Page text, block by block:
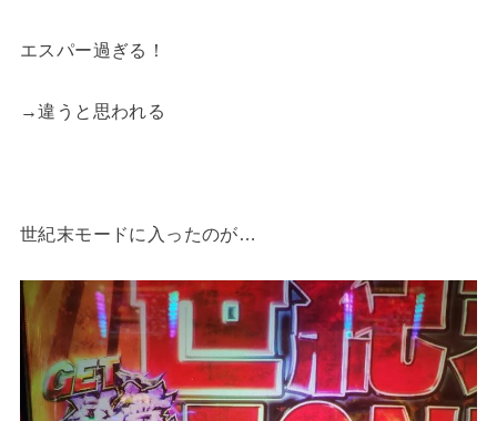
エスパー過ぎる！
→違うと思われる
世紀末モードに入ったのが…